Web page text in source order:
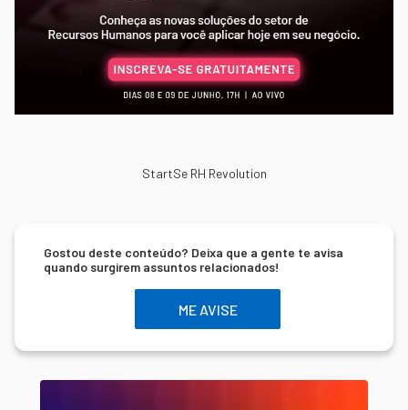
StartSe RH Revolution
Gostou deste conteúdo? Deixa que a gente te avisa
quando surgirem assuntos relacionados!
ME AVISE